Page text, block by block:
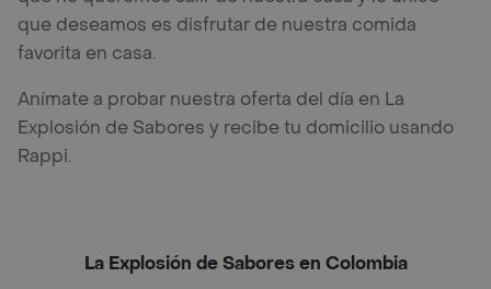
que deseamos es disfrutar de nuestra comida
favorita en casa.
Anímate a probar nuestra oferta del día en La
Explosión de Sabores y recibe tu domicilio usando
Rappi.
La Explosión de Sabores en Colombia